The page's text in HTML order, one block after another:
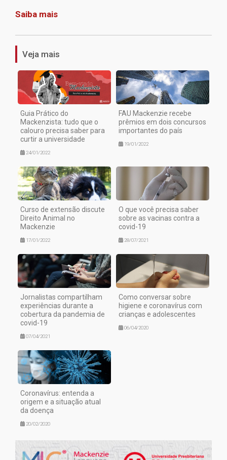
Saiba mais
Veja mais
Guia Prático do
Mackenzista: tudo que o
calouro precisa saber para
curtir a universidade
24/01/2022
FAU Mackenzie recebe
prêmios em dois concursos
importantes do país
19/01/2022
Curso de extensão discute
Direito Animal no
Mackenzie
17/01/2022
O que você precisa saber
sobre as vacinas contra a
covid-19
28/07/2021
Jornalistas compartilham
experiências durante a
cobertura da pandemia de
covid-19
07/04/2021
Como conversar sobre
higiene e coronavírus com
crianças e adolescentes
06/04/2020
Coronavírus: entenda a
origem e a situação atual
da doença
20/02/2020